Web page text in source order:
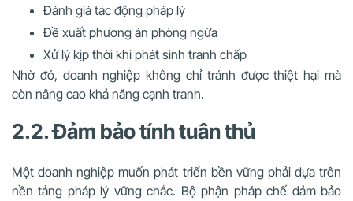
Đánh giá tác động pháp lý
Đề xuất phương án phòng ngừa
Xử lý kịp thời khi phát sinh tranh chấp
Nhờ đó, doanh nghiệp không chỉ tránh được thiệt hại mà
còn nâng cao khả năng cạnh tranh.
2.2. Đảm bảo tính tuân thủ
Một doanh nghiệp muốn phát triển bền vững phải dựa trên
nền tảng pháp lý vững chắc. Bộ phận pháp chế đảm bảo